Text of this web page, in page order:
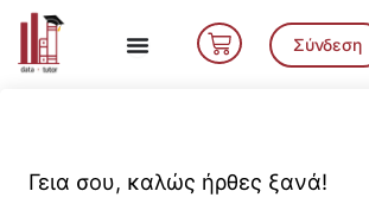
Μετάβαση
περιεχόμενο
Cart Σύνδεση
Γεια σου, καλώς ήρθες ξανά!